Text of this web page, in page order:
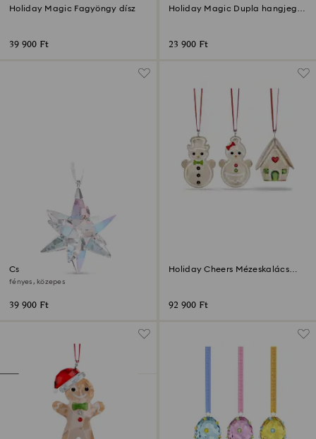
Holiday Magic Fagyöngy dísz
39 900 Ft
Holiday Magic Dupla hangjegy
23 900 Ft
Csillagdísz
fényes, közepes
39 900 Ft
Holiday Cheers Mézeskalács
92 900 Ft